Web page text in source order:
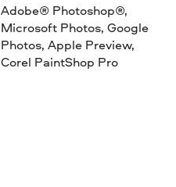
Adobe® Photoshop®,
Microsoft Photos, Google
Photos, Apple Preview,
Corel PaintShop Pro